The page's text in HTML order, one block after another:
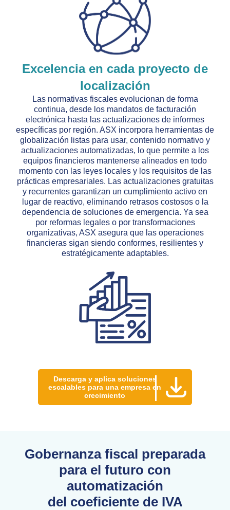
Excelencia en cada proyecto de
localización
Las normativas fiscales evolucionan de forma
continua, desde los mandatos de facturación
electrónica hasta las actualizaciones de informes
específicas por región. ASX incorpora herramientas de
globalización listas para usar, contenido normativo y
actualizaciones automatizadas, lo que permite a los
equipos financieros mantenerse alineados en todo
momento con las leyes locales y los requisitos de las
prácticas empresariales. Las actualizaciones gratuitas
y recurrentes garantizan un cumplimiento activo en
lugar de reactivo, eliminando retrasos costosos o la
dependencia de soluciones de emergencia. Ya sea
por reformas legales o por transformaciones
organizativas, ASX asegura que las operaciones
financieras sigan siendo conformes, resilientes y
estratégicamente adaptables.
Descarga y aplica soluciones
escalables para una empresa en
crecimiento
Gobernanza fiscal preparada
para el futuro con
automatización
del coeficiente de IVA